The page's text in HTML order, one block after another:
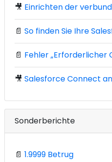
🎥 Einrichten der
📄 So finden Sie Ihre
📄 Fehler „Erforderlicher
🎥 Salesforce Connect
Sonderberichte
📄 1.9999 Betrug